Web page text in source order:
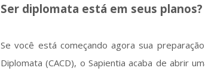
Ser diplomata está em seus planos?
Se você está começando agora sua
Diplomata (CACD), o Sapientia acaba de abrir